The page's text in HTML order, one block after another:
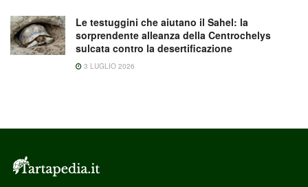
Le testuggini che aiutano il Sahel: la
sorprendente alleanza della Centrochelys
sulcata contro la desertificazione
3 LUGLIO 2026